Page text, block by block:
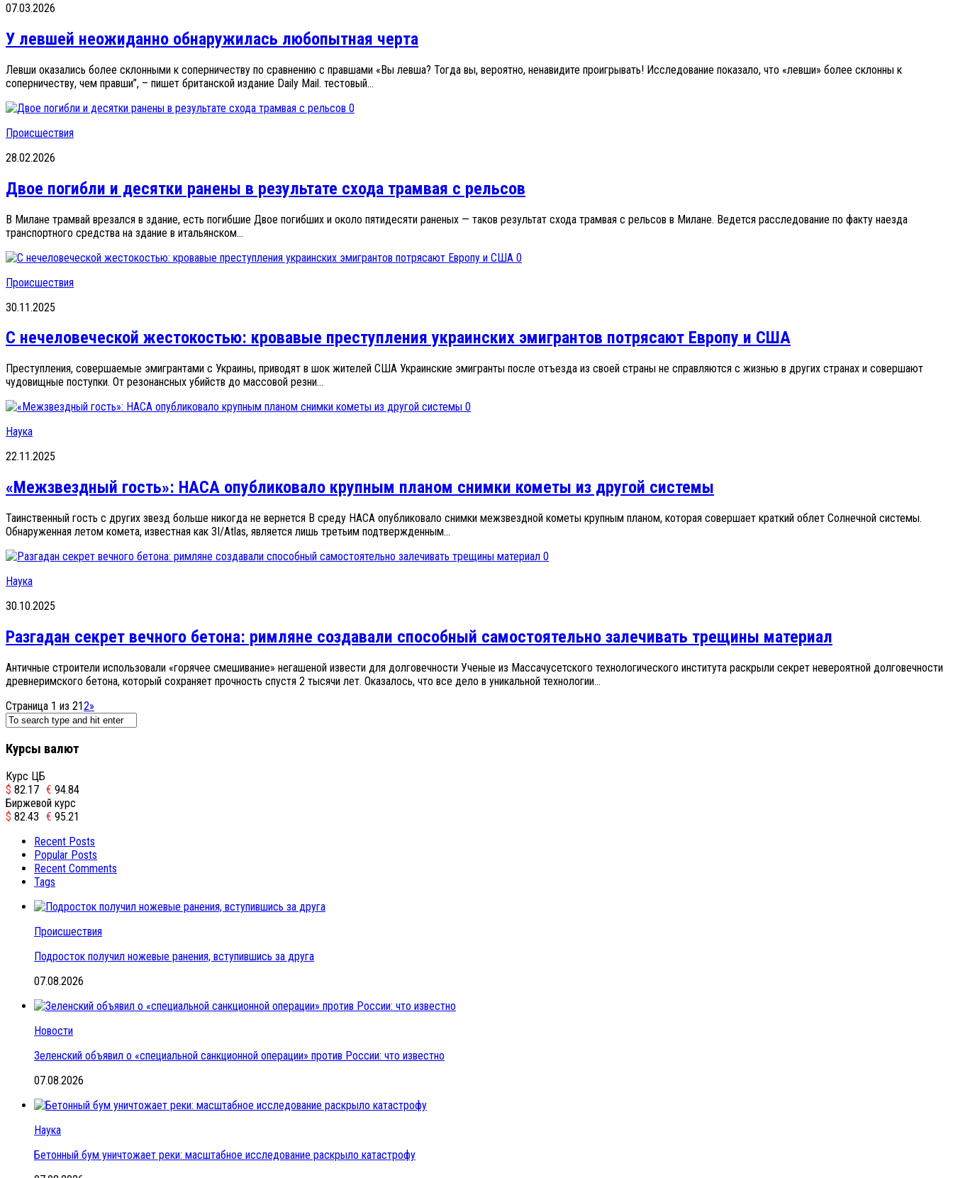
07.03.2026
У левшей неожиданно обнаружилась любопытная черта
Левши оказались более склонными к соперничеству по сравнению с правшами «Вы левша? Тогда вы, вероятно, ненавидите проигрывать! Исследование показало, что «левши» более склонны к
соперничеству, чем правши”, – пишет британской издание Daily Mail. тестовый...
0
Происшествия
28.02.2026
Двое погибли и десятки ранены в результате схода трамвая с рельсов
В Милане трамвай врезался в здание, есть погибшие Двое погибших и около пятидесяти раненых — таков результат схода трамвая с рельсов в Милане. Ведется расследование по факту наезда
транспортного средства на здание в итальянском...
0
Происшествия
30.11.2025
С нечеловеческой жестокостью: кровавые преступления украинских эмигрантов потрясают Европу и США
Преступления, совершаемые эмигрантами с Украины, приводят в шок жителей США Украинские эмигранты после отъезда из своей страны не справляются с жизнью в других странах и совершают
чудовищные поступки. От резонансных убийств до массовой резни...
0
Наука
22.11.2025
«Межзвездный гость»: НАСА опубликовало крупным планом снимки кометы из другой системы
Таинственный гость с других звезд больше никогда не вернется В среду НАСА опубликовало снимки межзвездной кометы крупным планом, которая совершает краткий облет Солнечной системы.
Обнаруженная летом комета, известная как 3I/Atlas, является лишь третьим подтвержденным...
0
Наука
30.10.2025
Разгадан секрет вечного бетона: римляне создавали способный самостоятельно залечивать трещины материал
Античные строители использовали «горячее смешивание» негашеной извести для долговечности Ученые из Массачусетского технологического института раскрыли секрет невероятной долговечности
древнеримского бетона, который сохраняет прочность спустя 2 тысячи лет. Оказалось, что все дело в уникальной технологии...
Страница 1 из 212»
Курсы валют
Курс ЦБ
$ 82.17 € 94.84
Биржевой курс
$ 82.43 € 95.21
Recent Posts
Popular Posts
Recent Comments
Tags
Происшествия
Подросток получил ножевые ранения, вступившись за друга
07.08.2026
Новости
Зеленский объявил о «специальной санкционной операции» против России: что известно
07.08.2026
Наука
Бетонный бум уничтожает реки: масштабное исследование раскрыло катастрофу